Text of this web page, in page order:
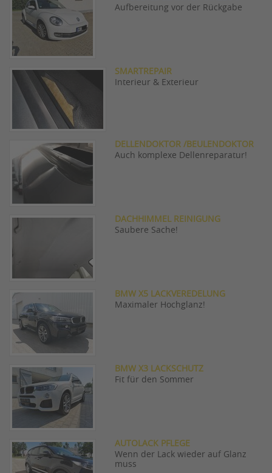
Aufbereitung vor der Rückgabe
SMARTREPAIR
Interieur & Exterieur
DELLENDOKTOR /BEULENDOKTOR
Auch komplexe Dellenreparatur!
DACHHIMMEL REINIGUNG
Saubere Sache!
BMW X5 LACKVEREDELUNG
Maximaler Hochglanz!
BMW X3 LACKSCHUTZ
Fit für den Sommer
AUTOLACK PFLEGE
Wenn der Lack wieder auf Glanz
muss